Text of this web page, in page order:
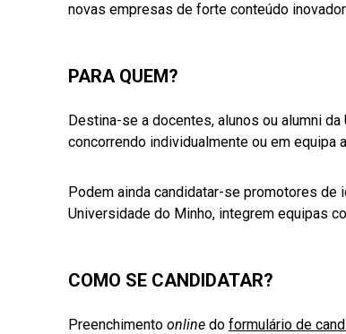
novas empresas de forte conteúdo
PARA QUEM?
Destina-se a docentes, alunos ou alumni
concorrendo individualmente ou em equipa
Podem ainda candidatar-se promotores
Universidade do Minho, integrem equipas
COMO SE CANDIDATAR?
Preenchimento online do formulário de